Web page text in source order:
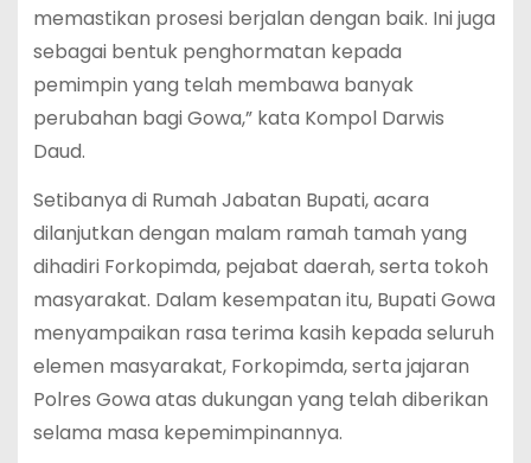
memastikan prosesi berjalan dengan baik. Ini juga
sebagai bentuk penghormatan kepada
pemimpin yang telah membawa banyak
perubahan bagi Gowa,” kata Kompol Darwis
Daud.
Setibanya di Rumah Jabatan Bupati, acara
dilanjutkan dengan malam ramah tamah yang
dihadiri Forkopimda, pejabat daerah, serta tokoh
masyarakat. Dalam kesempatan itu, Bupati Gowa
menyampaikan rasa terima kasih kepada seluruh
elemen masyarakat, Forkopimda, serta jajaran
Polres Gowa atas dukungan yang telah diberikan
selama masa kepemimpinannya.